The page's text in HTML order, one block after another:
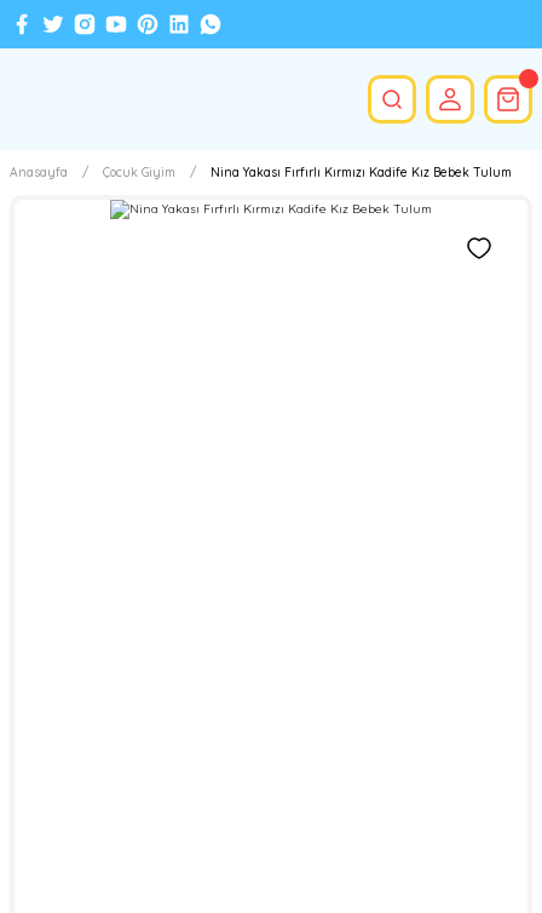
Anasayfa Çocuk Giyim Nina Yakası Fırfırlı Kırmızı Kadife Kız Bebek Tulum